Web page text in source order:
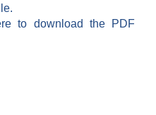
to download the PDF